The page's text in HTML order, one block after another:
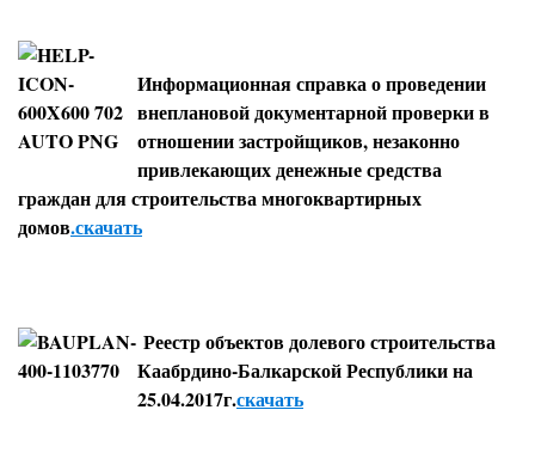
Информационная справка о проведении
внеплановой документарной проверки в
отношении застройщиков, незаконно
привлекающих денежные средства
граждан для строительства многоквартирных
домов.скачать
Реестр объектов долевого строительства
Каабрдино-Балкарской Республики на
25.04.2017г.скачать